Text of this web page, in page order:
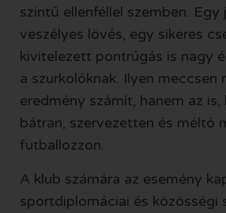
szintű ellenféllel szemben. Egy
veszélyes lövés, egy sikeres
kivitelezett pontrúgás is nagy
a szurkolóknak. Ilyen meccsen
eredmény számít, hanem az
bátran, szervezetten és méltó
futballozzon.
A klub számára az esemény
sportdiplomáciai és közösségi